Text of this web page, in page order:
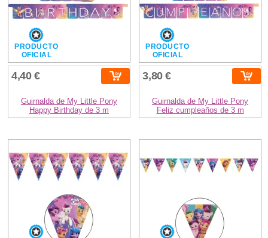
PRODUCTO
OFICIAL
4,40 €
Guirnalda de My Little Pony
Happy Birthday de 3 m
PRODUCTO
OFICIAL
3,80 €
Guirnalda de My Little Pony
Feliz cumpleaños de 3 m